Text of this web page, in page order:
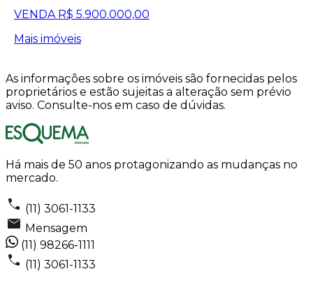
VENDA R$ 5.900.000,00
Mais imóveis
As informações sobre os imóveis são fornecidas pelos
proprietários e estão sujeitas a alteração sem prévio
aviso. Consulte-nos em caso de dúvidas.
Há mais de 50 anos protagonizando as mudanças no
mercado.
(11) 3061-1133
Mensagem
(11) 98266-1111
(11) 3061-1133